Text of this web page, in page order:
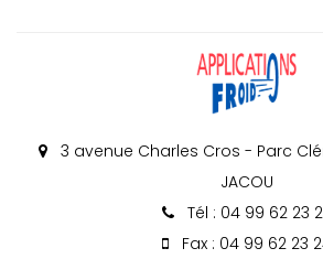
3 avenue Charles Cros - Parc
JACOU
Tél : 04 99 62 23
Fax : 04 99 62 23